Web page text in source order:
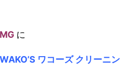
に
WAKO’S ワコーズ クリーニン